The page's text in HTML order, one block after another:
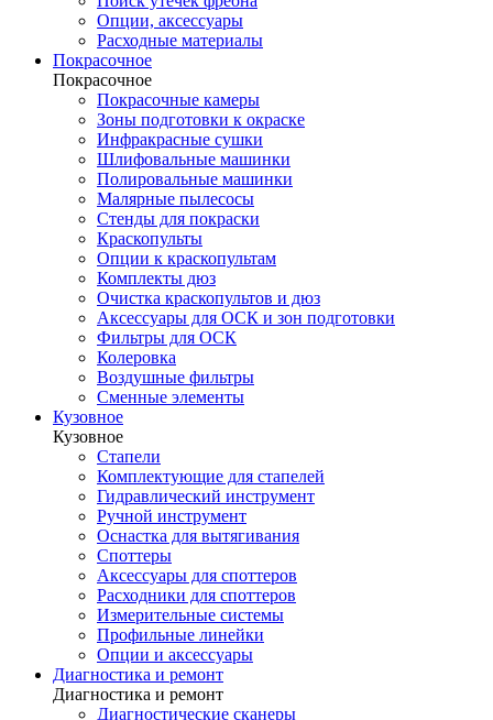
Опции, аксессуары
Расходные материалы
Покрасочное
Покрасочное
Покрасочные камеры
Зоны подготовки к окраске
Инфракрасные сушки
Шлифовальные машинки
Полировальные машинки
Малярные пылесосы
Стенды для покраски
Краскопульты
Опции к краскопультам
Комплекты дюз
Очистка краскопультов и дюз
Аксессуары для ОСК и зон подготовки
Фильтры для ОСК
Колеровка
Воздушные фильтры
Сменные элементы
Кузовное
Кузовное
Стапели
Комплектующие для стапелей
Гидравлический инструмент
Ручной инструмент
Оснастка для вытягивания
Споттеры
Аксессуары для споттеров
Расходники для споттеров
Измерительные системы
Профильные линейки
Опции и аксессуары
Диагностика и ремонт
Диагностика и ремонт
Диагностические сканеры